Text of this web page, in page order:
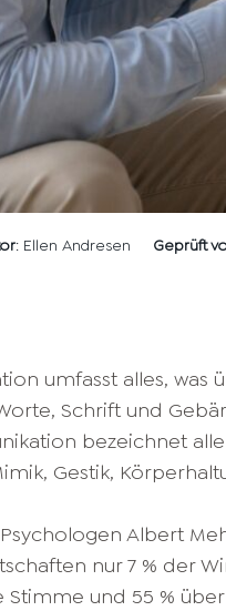
: Ellen Andresen Geprüft
umfasst alles, was
Schrift und
bezeichnet
Gestik,
Albert
nur 7 % der
Stimme und 55 %